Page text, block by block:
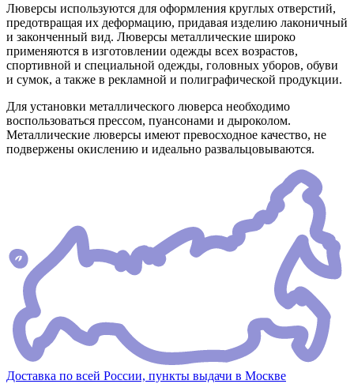
Люверсы используются для оформления круглых отверстий,
предотвращая их деформацию, придавая изделию лаконичный
и законченный вид. Люверсы металлические широко
применяются в изготовлении одежды всех возрастов,
спортивной и специальной одежды, головных уборов, обуви
и сумок, а также в рекламной и полиграфической продукции.
Для установки металлического люверса необходимо
воспользоваться прессом, пуансонами и дыроколом.
Металлические люверсы имеют превосходное качество, не
подвержены окислению и идеально развальцовываются.
Доставка по всей России, пункты выдачи в Москве